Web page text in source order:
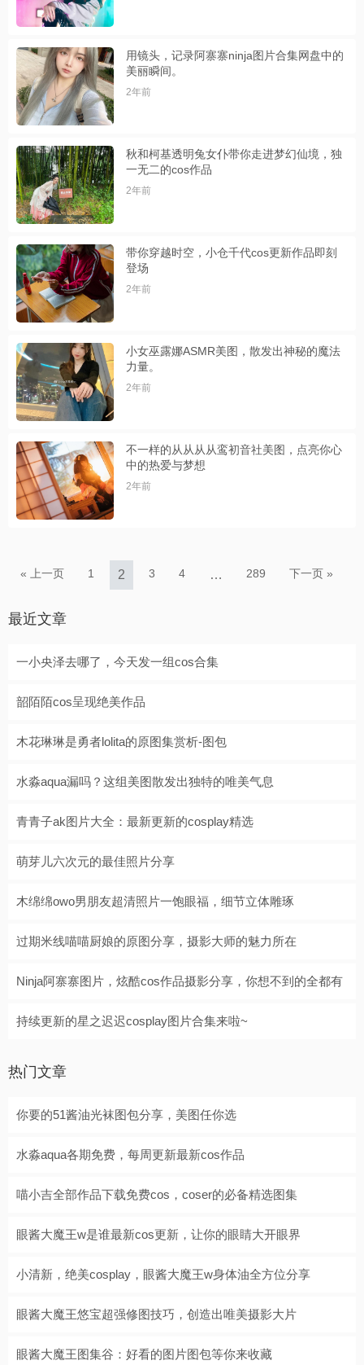
用镜头，记录阿寨寨ninja图片合集网盘中的
美丽瞬间。
2年前
秋和柯基透明兔女仆带你走进梦幻仙境，独
一无二的cos作品
2年前
带你穿越时空，小仓千代cos更新作品即刻
登场
2年前
小女巫露娜ASMR美图，散发出神秘的魔法
力量。
2年前
不一样的从从从从鸾初音社美图，点亮你心
中的热爱与梦想
2年前
« 上一页 1 2 3 4 … 289 下一页 »
最近文章
一小央泽去哪了，今天发一组cos合集
韶陌陌cos呈现绝美作品
木花琳琳是勇者lolita的原图集赏析-图包
水淼aqua漏吗？这组美图散发出独特的唯美气息
青青子ak图片大全：最新更新的cosplay精选
萌芽儿六次元的最佳照片分享
木绵绵owo男朋友超清照片一饱眼福，细节立体雕琢
过期米线喵喵厨娘的原图分享，摄影大师的魅力所在
Ninja阿寨寨图片，炫酷cos作品摄影分享，你想不到的全都有
持续更新的星之迟迟cosplay图片合集来啦~
热门文章
你要的51酱油光袜图包分享，美图任你选
水淼aqua各期免费，每周更新最新cos作品
喵小吉全部作品下载免费cos，coser的必备精选图集
眼酱大魔王w是谁最新cos更新，让你的眼睛大开眼界
小清新，绝美cosplay，眼酱大魔王w身体油全方位分享
眼酱大魔王悠宝超强修图技巧，创造出唯美摄影大片
眼酱大魔王图集谷：好看的图片图包等你来收藏